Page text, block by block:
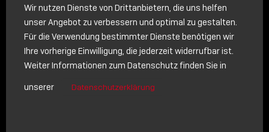
NACHRICHT
Schreiben Sie lieber? Dann schicken Sie uns gerne eine
Wir nutzen Dienste von Drittanbietern, die uns helfen
unser Angebot zu verbessern und optimal zu gestalten.
Für die Verwendung bestimmter Dienste benötigen wir
Ihre vorherige Einwilligung, die jederzeit widerrufbar ist.
Weiter Informationen zum Datenschutz finden Sie in
unserer
Datenschutzerklärung